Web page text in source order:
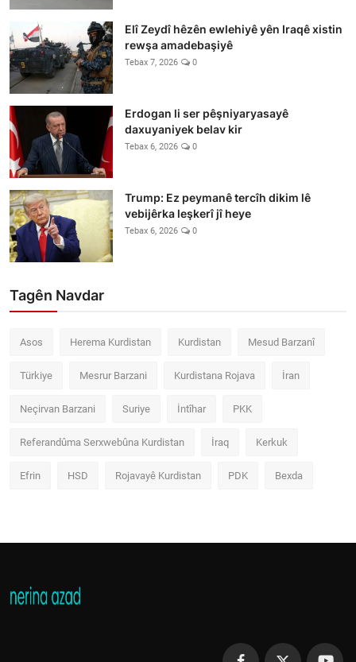
Elî Zeydî hêzên ewlehiyê yên Iraqê xistin
rewşa amadebaşiyê
Tebax 7, 2026 0
Erdogan li ser pêşniyaryasayê
daxuyaniyek belav kir
Tebax 6, 2026 0
Trump: Ez peymanê tercîh dikim lê
vebijêrka leşkerî jî heye
Tebax 6, 2026 0
Tagên Navdar
Asos Herema Kurdistan Kurdistan Mesud Barzanî
Türkiye Mesrur Barzani Kurdistana Rojava İran
Neçirvan Barzani Suriye İntîhar PKK
Referandûma Serxwebûna Kurdistan İraq Kerkuk
Efrin HSD Rojavayê Kurdistan PDK Bexda